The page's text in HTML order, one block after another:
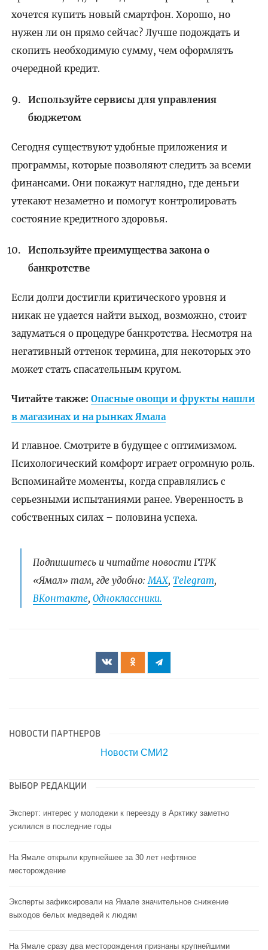
хочется купить новый смартфон. Хорошо, но
нужен ли он прямо сейчас? Лучше подождать и
скопить необходимую сумму, чем оформлять
очередной кредит.
Используйте сервисы для управления
бюджетом
Сегодня существуют удобные приложения и
программы, которые позволяют следить за всеми
финансами. Они покажут наглядно, где деньги
утекают незаметно и помогут контролировать
состояние кредитного здоровья.
Используйте преимущества закона о
банкротстве
Если долги достигли критического уровня и
никак не удается найти выход, возможно, стоит
задуматься о процедуре банкротства. Несмотря на
негативный оттенок термина, для некоторых это
может стать спасательным кругом.
Читайте также: Опасные овощи и фрукты нашли
в магазинах и на рынках Ямала
И главное. Смотрите в будущее с оптимизмом.
Психологический комфорт играет огромную роль.
Вспоминайте моменты, когда справлялись с
серьезными испытаниями ранее. Уверенность в
собственных силах – половина успеха.
Подпишитесь и читайте новости ГТРК
«Ямал» там, где удобно:МАХ, Telegram,
ВКонтакте, Одноклассники.
НОВОСТИ ПАРТНЕРОВ
Новости СМИ2
ВЫБОР РЕДАКЦИИ
Эксперт: интерес у молодежи к переезду в Арктику заметно
усилился в последние годы
На Ямале открыли крупнейшее за 30 лет нефтяное
месторождение
Эксперты зафиксировали на Ямале значительное снижение
выходов белых медведей к людям
На Ямале сразу два месторождения признаны крупнейшими